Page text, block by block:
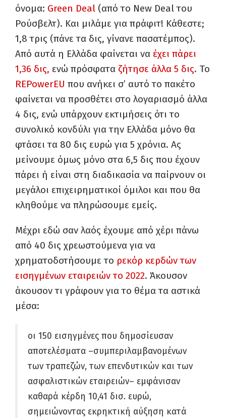
όνομα: Green Deal (από το New Deal του
Ρούσβελτ). Και μιλάμε για πράφιτ! Κάθεστε;
1,8 τρις (πάνε τα δις, γίνανε πασατέμπος).
Από αυτά η Ελλάδα φαίνεται να έχει πάρει
1,36 δις, ενώ πρόσφατα ζήτησε άλλα 5 δις. Το
REPowerEU που ανήκει σ’ αυτό το πακέτο
φαίνεται να προσθέτει στο λογαριασμό άλλα
4 δις, ενώ υπάρχουν εκτιμήσεις ότι το
συνολικό κονδύλι για την Ελλάδα μόνο θα
φτάσει τα 80 δις ευρώ για 5 χρόνια. Ας
μείνουμε όμως μόνο στα 6,5 δις που έχουν
πάρει ή είναι στη διαδικασία να παίρνουν οι
μεγάλοι επιχειρηματικοί όμιλοι και που θα
κληθούμε να πληρώσουμε εμείς.
Μέχρι εδώ σαν λαός έχουμε από χέρι πάνω
από 40 δις χρεωστούμενα για να
χρηματοδοτήσουμε το ρεκόρ κερδών των
εισηγμένων εταιρειών το 2022. Άκουσον
άκουσον τι γράφουν για το θέμα τα αστικά
μέσα:
οι 150 εισηγμένες που δημοσίευσαν
αποτελέσματα –συμπεριλαμβανομένων
των τραπεζών, των επενδυτικών και των
ασφαλιστικών εταιρειών– εμφάνισαν
καθαρά κέρδη 10,41 δισ. ευρώ,
σημειώνοντας εκρηκτική αύξηση κατά